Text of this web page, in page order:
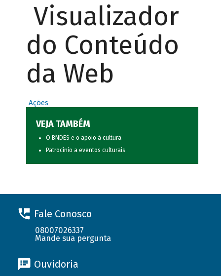
Visualizador
do Conteúdo
da Web
Ações
VEJA TAMBÉM
O BNDES e o apoio à cultura
Patrocínio a eventos culturais
Fale Conosco
08007026337
Mande sua pergunta
Ouvidoria